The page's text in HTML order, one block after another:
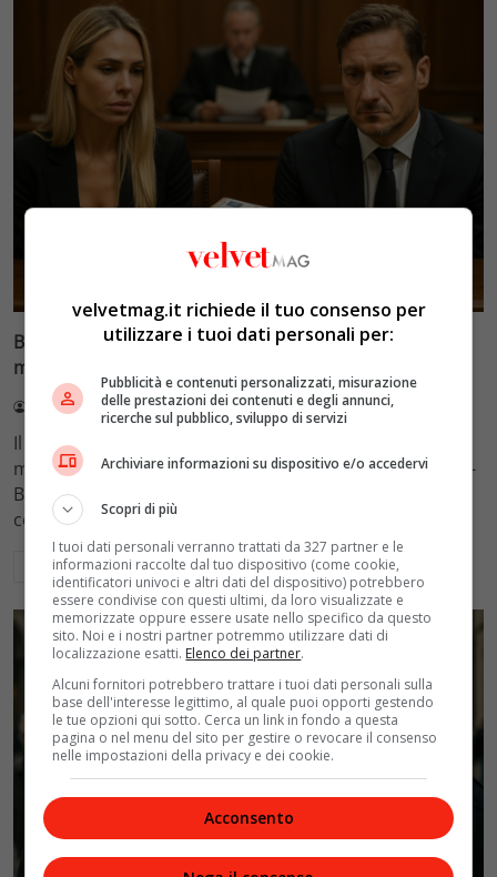
Blasi vs Totti: il giudice riduce l’assegno di
mantenimento a 10.900 euro
Redazione VelvetMAG 4 Agosto 2026
Il Tribunale di Roma ha fissato l'assegno di
mantenimento figli a 10.900 euro mensili nel caso Totti-
Blasi, respingendo la richiesta di 20mila euro della
conduttrice.
Leggi di più
velvetmag.it richiede il tuo consenso per
utilizzare i tuoi dati personali per:
Pubblicità e contenuti personalizzati, misurazione
delle prestazioni dei contenuti e degli annunci,
ricerche sul pubblico, sviluppo di servizi
Archiviare informazioni su dispositivo e/o accedervi
Scopri di più
I tuoi dati personali verranno trattati da 327 partner e le
informazioni raccolte dal tuo dispositivo (come cookie,
identificatori univoci e altri dati del dispositivo) potrebbero
essere condivise con questi ultimi, da loro visualizzate e
memorizzate oppure essere usate nello specifico da questo
sito. Noi e i nostri partner potremmo utilizzare dati di
localizzazione esatti. Elenco dei partner.
Alcuni fornitori potrebbero trattare i tuoi dati personali sulla
base dell'interesse legittimo, al quale puoi opporti gestendo
le tue opzioni qui sotto. Cerca un link in fondo a questa
pagina o nel menu del sito per gestire o revocare il consenso
nelle impostazioni della privacy e dei cookie.
Acconsento